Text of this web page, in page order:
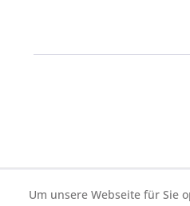
Um unsere Webseite für Sie